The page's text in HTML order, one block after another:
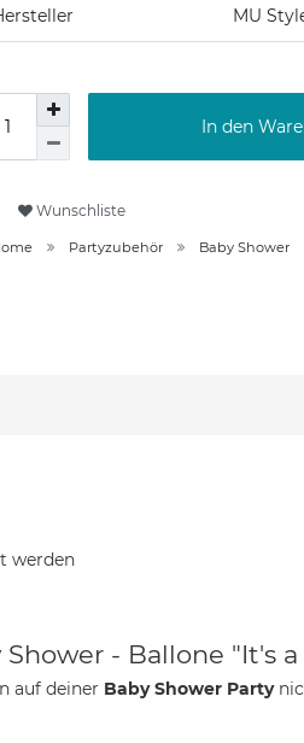
MU
In den
Wunschliste
Partyzubehör Baby Shower
werden
- Ballone "It's a
auf deiner Baby Shower Party